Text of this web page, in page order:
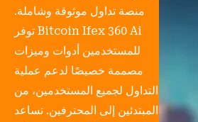
منصة تداول موثوقة وشاملة.
توفر Bitcoin Ifex 360 Ai
للمستخدمين أدوات وميزات
مصممة خصيصًا لدعم عملية
التداول لجميع المستخدمين، من
المبتدئين إلى المحترفين. تساعد